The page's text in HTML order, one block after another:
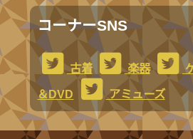
コーナーSNS
古着 楽器
＆DVD
アミューズ